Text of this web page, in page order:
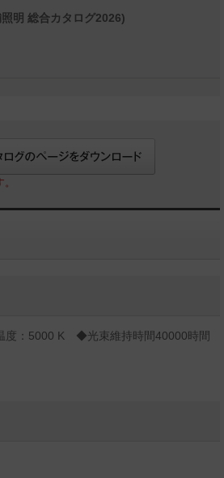
明 総合カタログ2026)
：5000 K ◆光束維持時間40000時間